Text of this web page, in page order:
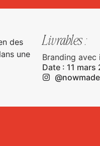
des
une
Livrables :
Branding
Date : 11 mars